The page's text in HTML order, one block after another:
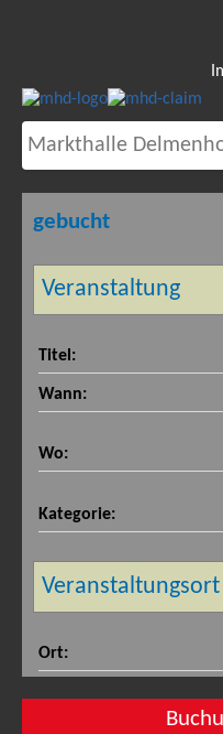
Markthalle
Ansichten
Lage
Veranstaltungen
Kalender
Service
360° Panorama
gebucht
Veranstaltung
Titel:
Wann:
Wo:
Kategorie:
Veranstaltungsort
Ort: